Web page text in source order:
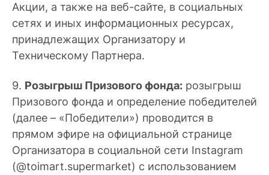
Акции, а также на веб-сайте, в социальных
сетях и иных информационных ресурсах,
принадлежащих Организатору и
Техническому Партнера.
9. Розыгрыш Призового фонда: розыгрыш
Призового фонда и определение победителей
(далее – «Победители») проводится в
прямом эфире на официальной странице
Организатора в социальной сети Instagram
(@toimart.supermarket) с использованием